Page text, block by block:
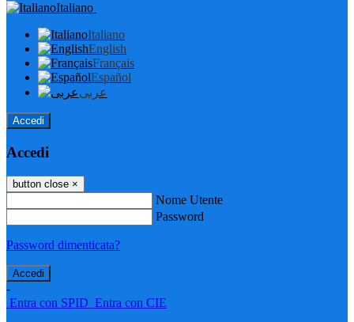
Italiano
Italiano
English
Français
Español
عربى
Accedi
Accedi
button close ×
Nome Utente
Password
Password dimenticata?
-
Entra con SPID Entra con CIE